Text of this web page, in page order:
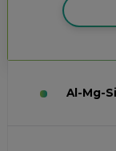
Al-Mg-Si